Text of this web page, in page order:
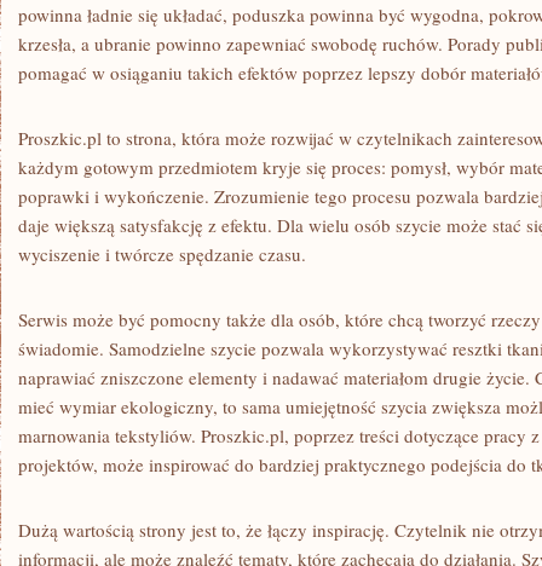
powinna ładnie się układać, poduszka powinna być wygodna,
krzesła, a ubranie powinno zapewniać swobodę ruchów. Porady
pomagać w osiąganiu takich efektów poprzez lepszy dobór
Proszkic.pl to strona, która może rozwijać w czytelnikach
każdym gotowym przedmiotem kryje się proces: pomysł, wybór
poprawki i wykończenie. Zrozumienie tego procesu pozwala
daje większą satysfakcję z efektu. Dla wielu osób szycie może stać
wyciszenie i twórcze spędzanie czasu.
Serwis może być pomocny także dla osób, które chcą tworzyć
świadomie. Samodzielne szycie pozwala wykorzystywać resztki
naprawiać zniszczone elementy i nadawać materiałom drugie
mieć wymiar ekologiczny, to sama umiejętność szycia zwiększa
marnowania tekstyliów. Proszkic.pl, poprzez treści dotyczące pracy
projektów, może inspirować do bardziej praktycznego podejścia do
Dużą wartością strony jest to, że łączy inspirację. Czytelnik nie
informacji, ale może znaleźć tematy, które zachęcają do działania.